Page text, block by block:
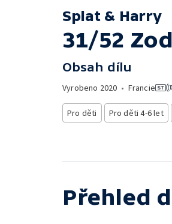
Splat & Harry
31/52
Obsah dílu
Vyrobeno 2020 • Francie
Pro děti Pro děti 4-6 let
Přehled